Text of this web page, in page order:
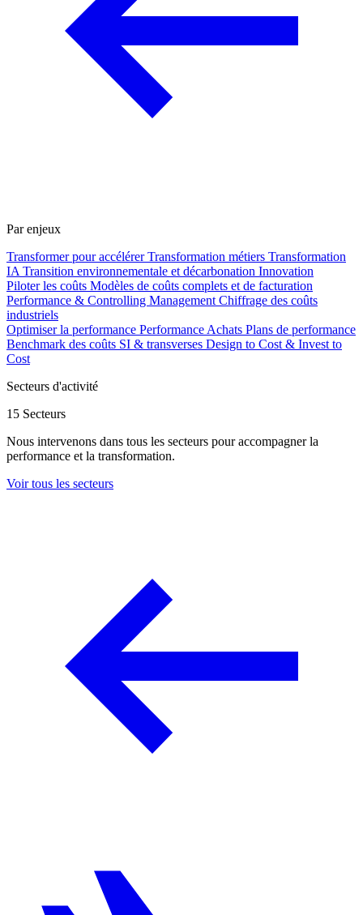
Par enjeux
Transformer pour accélérer Transformation métiers Transformation
IA Transition environnementale et décarbonation Innovation
Piloter les coûts Modèles de coûts complets et de facturation
Performance & Controlling Management Chiffrage des coûts
industriels
Optimiser la performance Performance Achats Plans de performance
Benchmark des coûts SI & transverses Design to Cost & Invest to
Cost
Secteurs d'activité
15 Secteurs
Nous intervenons dans tous les secteurs pour accompagner la
performance et la transformation.
Voir tous les secteurs